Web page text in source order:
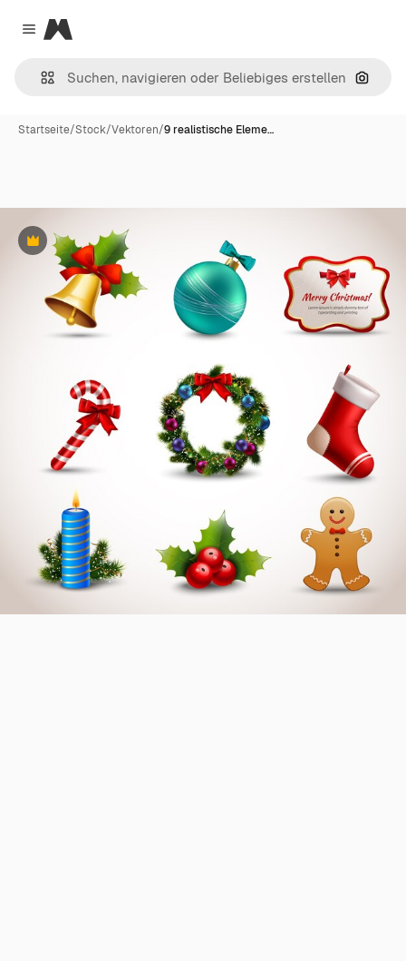
Close menu
Magnific
Nach
Startseite/Stock/Vektoren/9 realistische Eleme…
Premium